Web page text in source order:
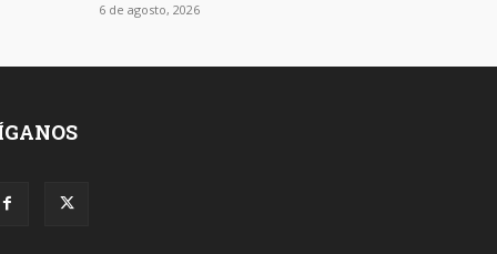
6 de agosto, 2026